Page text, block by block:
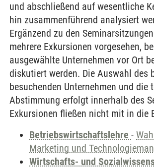
und abschließend auf wesentliche
hin zusammenführend analysiert
Ergänzend zu den
mehrere Exkursionen vorgesehen,
ausgewählte Unternehmen vor Ort
diskutiert werden. Die Auswahl des
besuchenden Unternehmen und die
Abstimmung erfolgt innerhalb des
Exkursionen fließen nicht mit in die
Betriebswirtschaftslehre -
Marketing und
Wirtschafts- und